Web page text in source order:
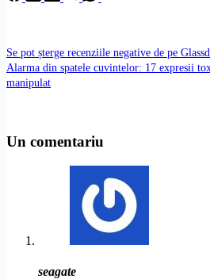
Se pot șterge recenziile negative de pe
Alarma din spatele cuvintelor: 17 expresii
manipulat
Un comentariu
seagate